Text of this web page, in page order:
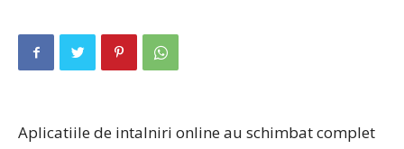
Aplicatiile de intalniri online au schimbat complet